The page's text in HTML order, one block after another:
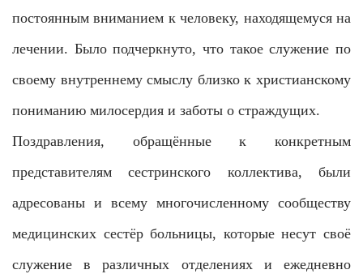
постоянным вниманием к человеку, находящемуся на
лечении. Было подчеркнуто, что такое служение по
своему внутреннему смыслу близко к христианскому
пониманию милосердия и заботы о страждущих.
Поздравления, обращённые к конкретным
представителям сестринского коллектива, были
адресованы и всему многочисленному сообществу
медицинских сестёр больницы, которые несут своё
служение в различных отделениях и ежедневно